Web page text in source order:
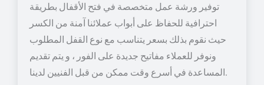
توفير ورشة عمل متخصصة في فتح الأقفال بطريقة
احترافية للحفاظ على أبواب عملائنا آمنة من الكسر
حيث نقوم بذلك بسعر يتناسب مع نوع القفل المطلوب
ونوفر للعملاء مفاتيح جديدة على الفور ، و يتم تقديم
المساعدة في أسرع وقت ممكن من قبل الفنيين لدينا.